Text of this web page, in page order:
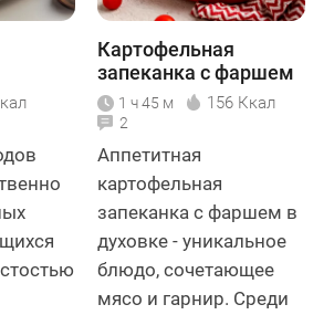
Картофельная
запеканка с фаршем
в духовке
1 ч 45 м 156 Ккал
2
Аппетитная
картофельная
запеканка с фаршем в
духовке - уникальное
блюдо, сочетающее
мясо и гарнир. Среди